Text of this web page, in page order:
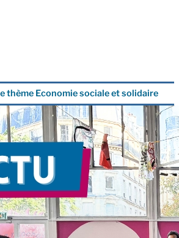
thème Economie sociale et solidaire